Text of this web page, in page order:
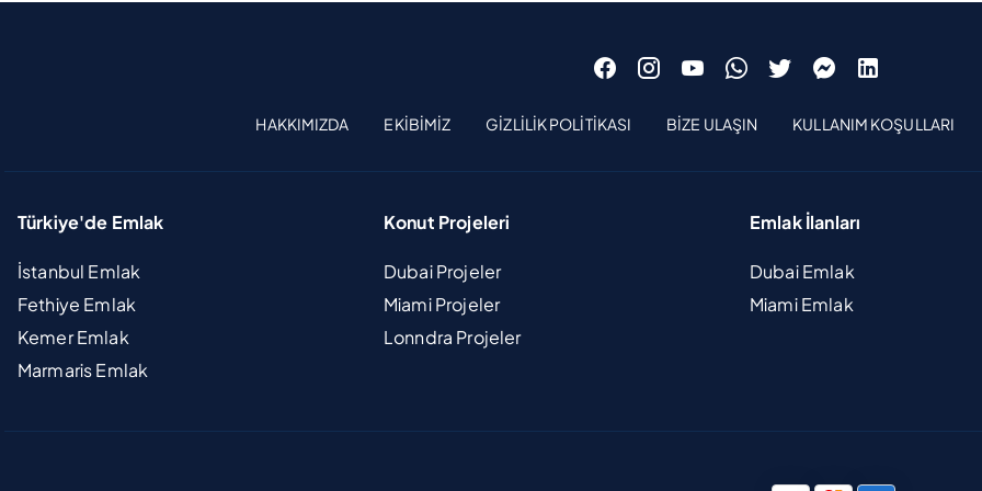
HAKKIMIZDA EKIBIMIZ GIZLILIK POLITIKASI BIZE ULAŞIN KULLANIM KOŞULLARI
Türkiye'de Emlak
İstanbul Emlak
Fethiye Emlak
Kemer Emlak
Marmaris Emlak
Konut Projeleri
Dubai Projeler
Miami Projeler
Lonndra Projeler
Emlak İlanları
Dubai Emlak
Miami Emlak